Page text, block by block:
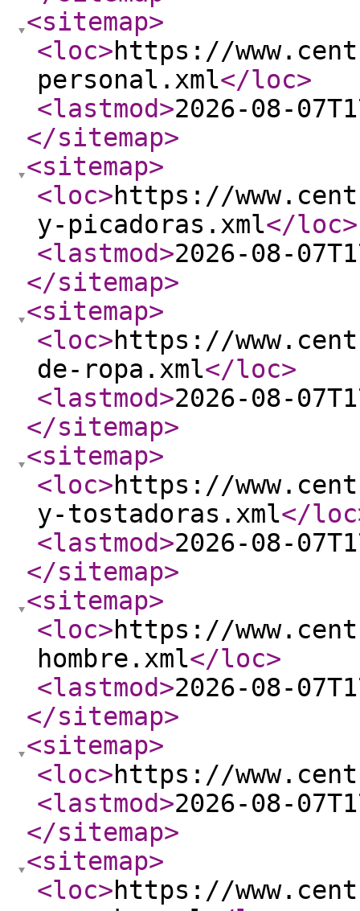
<sitemap>
<loc>https://
personal.xml</loc>
<lastmod>2026-08-
</sitemap>
<sitemap>
<loc>https://
y-picadoras.xml</loc>
<lastmod>2026-08-
</sitemap>
<sitemap>
<loc>https://
de-ropa.xml</loc>
<lastmod>2026-08-
</sitemap>
<sitemap>
<loc>https://
y-tostadoras.xml</loc
<lastmod>2026-08-
</sitemap>
<sitemap>
<loc>https://
hombre.xml</loc>
<lastmod>2026-08-
</sitemap>
<sitemap>
<loc>https://
<lastmod>2026-08-
</sitemap>
<sitemap>
<loc>https://